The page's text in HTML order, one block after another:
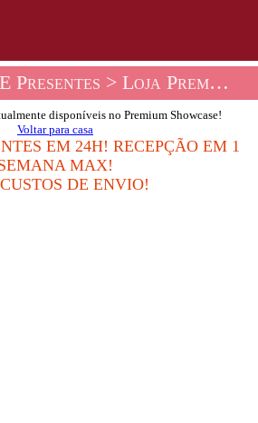
Presentes > Loja Premium Tombolas
disponíveis no Premium Showcase!
Voltar para casa
EM 24H! RECEPÇÃO EM 1
MAX!
DE ENVIO!